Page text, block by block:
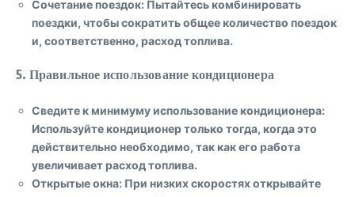
Сочетание поездок: Пытайтесь комбинировать
поездки, чтобы сократить общее количество поездок
и, соответственно, расход топлива.
5. Правильное использование кондиционера
Сведите к минимуму использование кондиционера:
Используйте кондиционер только тогда, когда это
действительно необходимо, так как его работа
увеличивает расход топлива.
Открытые окна: При низких скоростях открывайте